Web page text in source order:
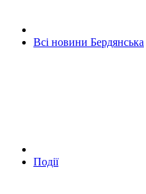
Всі новини Бердянська
Події